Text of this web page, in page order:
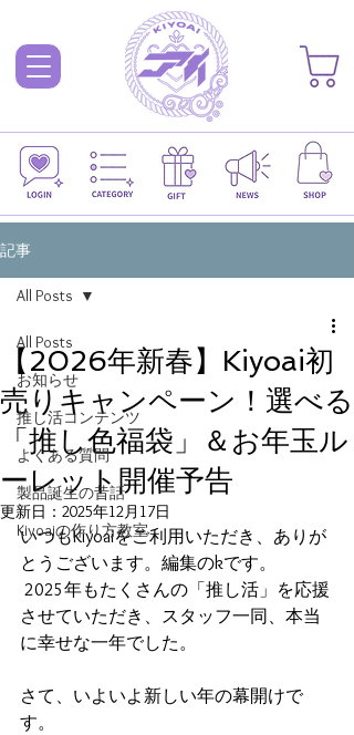
記事
All Posts
お知らせ
推し活コンテンツ
よくある質問
製品誕生の昔話
Kiyoaiの作り方教室
All Posts
【2026年新春】Kiyoai初
売りキャンペーン！選べる
「推し色福袋」＆お年玉ル
ーレット開催予告
更新日： 2025年12月17日
いつもKiyoaiをご利用いただき、ありが
とうございます。編集のkです。
2025年もたくさんの「推し活」を応援
させていただき、スタッフ一同、本当
に幸せな一年でした。
さて、いよいよ新しい年の幕開けで
す。